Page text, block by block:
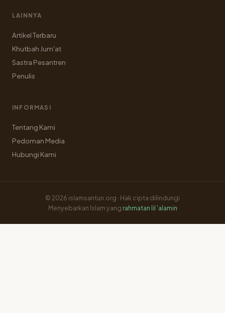
LAINNYA
Artikel Terbaru
Khutbah Jum'at
Sastra Pesantren
Penulis
INFORMASI
Tentang Kami
Pedoman Media
Hubungi Kami
© 2026 islamsantun.org · Hak cipta dilindungi
Menyebarkan Islam yang rahmatan lil 'alamin